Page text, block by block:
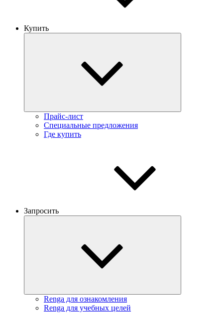
Купить
Прайс-лист
Специальные предложения
Где купить
Запросить
Renga для ознакомления
Renga для учебных целей